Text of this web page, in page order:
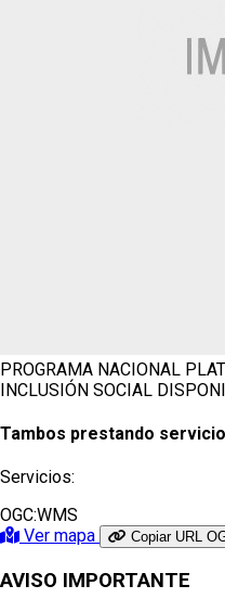
PROGRAMA NACIONAL
INCLUSIÓN SOCIAL
Tambos prestando servicio
Servicios:
OGC:WMS
Ver mapa
Copiar URL
AVISO IMPORTANTE